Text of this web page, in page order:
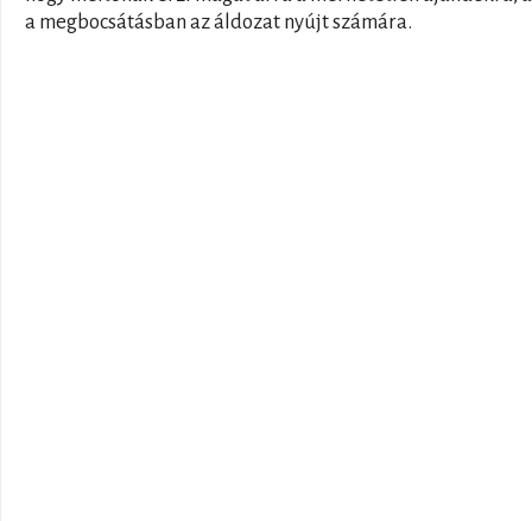
a megbocsátásban az áldozat nyújt számára.